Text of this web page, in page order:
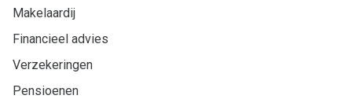
Makelaardij
Financieel advies
Verzekeringen
Pensioenen